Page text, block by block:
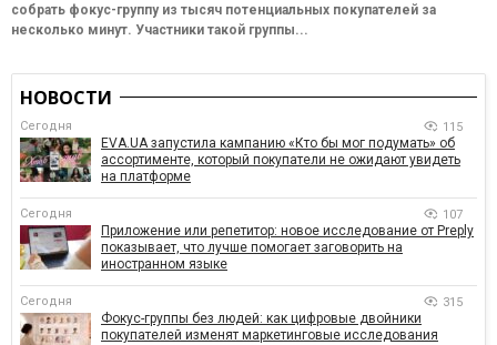
собрать фокус-группу из тысяч потенциальных покупателей за
несколько минут. Участники такой группы...
НОВОСТИ
Сегодня 115
EVA.UA запустила кампанию «Кто бы мог подумать» об
ассортименте, который покупатели не ожидают увидеть
на платформе
Сегодня 107
Приложение или репетитор: новое исследование от Preply
показывает, что лучше помогает заговорить на
иностранном языке
Сегодня 315
Фокус-группы без людей: как цифровые двойники
покупателей изменят маркетинговые исследования